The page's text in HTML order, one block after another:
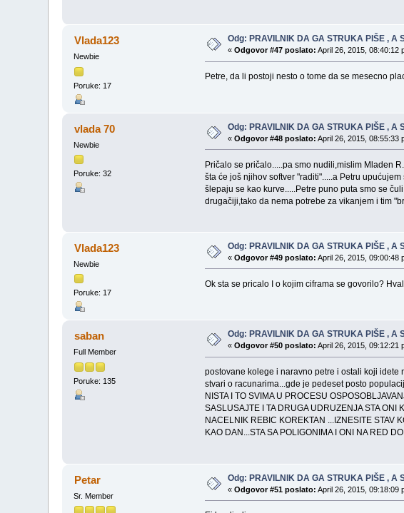
Vlada123
Newbie
Poruke: 17
Odg: PRAVILNIK DA GA STRUKA PIŠE , A
«Odgovor #47 poslato: April 26, 2015, 08:40:12
Petre, da li postoji nesto o tome da se mesecno
vlada 70
Newbie
Poruke: 32
Odg: PRAVILNIK DA GA STRUKA PIŠE , A
«Odgovor #48 poslato: April 26, 2015, 08:55:33
Pričalo se pričalo.....pa smo nudili,mislim Mladen
šta će još njihov softver "raditi".....a Petru
šlepaju se kao kurve.....Petre puno puta smo se
drugačiji,tako da nema potrebe za vikanjem i tim
Vlada123
Newbie
Poruke: 17
Odg: PRAVILNIK DA GA STRUKA PIŠE , A
«Odgovor #49 poslato: April 26, 2015, 09:00:48
Ok sta se pricalo I o kojim ciframa se govorilo?
saban
Full Member
Poruke: 135
Odg: PRAVILNIK DA GA STRUKA PIŠE , A
«Odgovor #50 poslato: April 26, 2015, 09:12:21
postovane kolege i naravno petre i ostali koji
stvari o racunarima...gde je pedeset posto
NISTA I TO SVIMA U PROCESU
SASLUSAJTE I TA DRUGA UDRUZENJA STA ONI
NACELNIK REBIC KOREKTAN ...IZNESITE STAV
KAO DAN...STA SA POLIGONIMA I ONI NA RED
Petar
Sr. Member
Odg: PRAVILNIK DA GA STRUKA PIŠE , A
«Odgovor #51 poslato: April 26, 2015, 09:18:09